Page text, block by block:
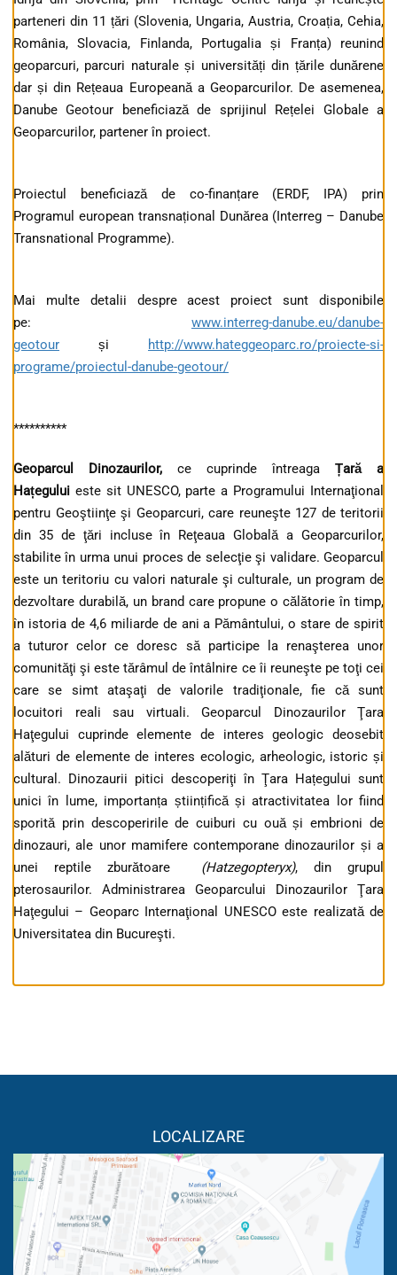
parteneri din 11 țări (Slovenia, Ungaria, Austria, Croația, Cehia,
România, Slovacia, Finlanda, Portugalia și Franța) reunind
geoparcuri, parcuri naturale și universități din țările dunărene
dar și din Rețeaua Europeană a Geoparcurilor. De asemenea,
Danube Geotour beneficiază de sprijinul Rețelei Globale a
Geoparcurilor, partener în proiect.
Proiectul beneficiază de co-finanțare (ERDF, IPA) prin
Programul european transnațional Dunărea (Interreg – Danube
Transnational Programme).
Mai multe detalii despre acest proiect sunt disponibile
pe: www.interreg-danube.eu/danube-
geotour și
http://www.hateggeoparc.ro/proiecte-si-
programe/proiectul-danube-geotour/
**********
Geoparcul Dinozaurilor, ce cuprinde întreaga Țară a
Hațegului este sit UNESCO, parte a Programului Internaţional
pentru Geoştiinţe şi Geoparcuri, care reuneşte 127 de teritorii
din 35 de ţări incluse în Reţeaua Globală a Geoparcurilor,
stabilite în urma unui proces de selecţie şi validare. Geoparcul
este un teritoriu cu valori naturale şi culturale, un program de
dezvoltare durabilă, un brand care propune o călătorie în timp,
în istoria de 4,6 miliarde de ani a Pământului, o stare de spirit
a tuturor celor ce doresc să participe la renaşterea unor
comunităţi şi este tărâmul de întâlnire ce îi reuneşte pe toţi cei
care se simt ataşaţi de valorile tradiţionale, fie că sunt
locuitori reali sau virtuali. Geoparcul Dinozaurilor Ţara
Haţegului cuprinde elemente de interes geologic deosebit
alături de elemente de interes ecologic, arheologic, istoric și
cultural. Dinozaurii pitici descoperiţi în Ţara Hațegului sunt
unici în lume, importanța științifică și atractivitatea lor fiind
sporită prin descoperirile de cuiburi cu ouă și embrioni de
dinozauri, ale unor mamifere contemporane dinozaurilor și a
unei reptile zburătoare (Hatzegopteryx), din grupul
pterosaurilor. Administrarea Geoparcului Dinozaurilor Ţara
Haţegului – Geoparc Internaţional UNESCO este realizată de
Universitatea din Bucureşti.
LOCALIZARE